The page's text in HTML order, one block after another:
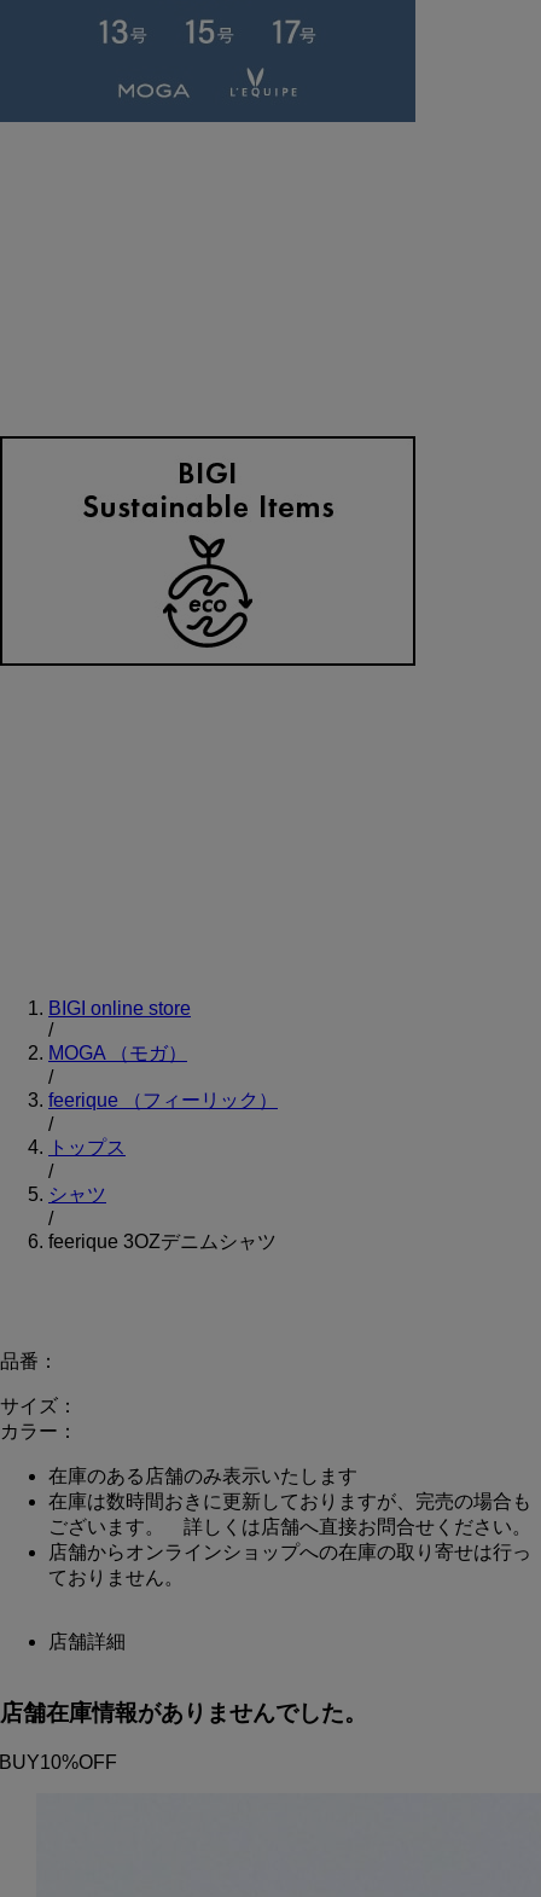
BIGI online store
/
MOGA
（モガ）
/
feerique
（フィーリック）
/
トップス
/
シャツ
/
feerique 3OZデニムシャツ
品番：
サイズ：
カラー：
在庫のある店舗のみ表示いたします
在庫は数時間おきに更新しておりますが、完売の場合も
ございます。 詳しくは店舗へ直接お問合せください。
店舗からオンラインショップへの在庫の取り寄せは行っ
ておりません。
店舗詳細
店舗在庫情報がありませんでした。